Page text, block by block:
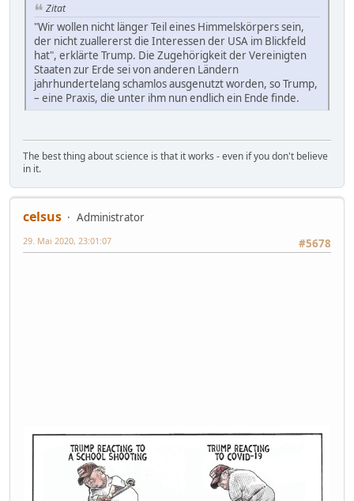
Zitat
"Wir wollen nicht länger Teil eines Himmelskörpers sein,
der nicht zuallererst die Interessen der USA im Blickfeld
hat", erklärte Trump. Die Zugehörigkeit der Vereinigten
Staaten zur Erde sei von anderen Ländern
jahrhundertelang schamlos ausgenutzt worden, so Trump,
– eine Praxis, die unter ihm nun endlich ein Ende finde.
The best thing about science is that it works - even if you don't believe
in it.
celsus
Administrator
#5678
29. Mai 2020, 23:01:07